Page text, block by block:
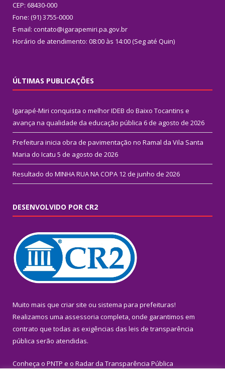
CEP: 68430-000
Fone: (91) 3755-0000
E-mail: contato@igarapemiri.pa.gov.br
Horário de atendimento: 08:00 às 14:00 (Seg até Quin)
ÚLTIMAS PUBLICAÇÕES
Igarapé-Miri conquista o melhor IDEB do Baixo Tocantins e
avança na qualidade da educação pública 6 de agosto de 2026
Prefeitura inicia obra de pavimentação no Ramal da Vila Santa
Maria do Icatu 5 de agosto de 2026
Resultado do MINHA RUA NA COPA 12 de junho de 2026
DESENVOLVIDO POR CR2
Muito mais que criar site ou sistema para prefeituras!
Realizamos uma assessoria completa, onde garantimos em
contrato que todas as exigências das leis de transparência
pública serão atendidas.
Conheça o PNTP e o Radar da Transparência Pública